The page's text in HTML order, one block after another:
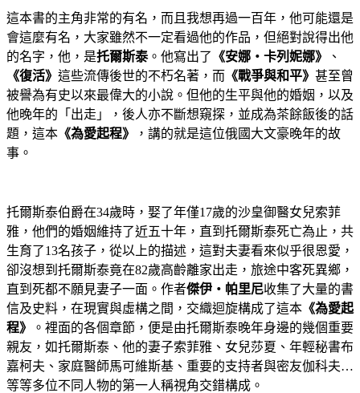
這本書的主角非常的有名，而且我想再過一百年，他可能還是
會這麼有名，大家雖然不一定看過他的作品，但絕對說得出他
的名字，他，是托爾斯泰。他寫出了 《安娜‧卡列妮娜》
、
《復活》 這些流傳後世的不朽名著，而 《戰爭與和平》 甚至曾
被譽為有史以來最偉大的小說。但他的生平與他的婚姻，以及
他晚年的「出走」，後人亦不斷想窺探，並成為茶餘飯後的話
題，這本 《為愛起程》
，講的就是這位俄國大文豪晚年的故
事。
托爾斯泰伯爵在34歲時，娶了年僅17歲的沙皇御醫女兒索菲
雅，他們的婚姻維持了近五十年，直到托爾斯泰死亡為止，共
生育了13名孩子，從以上的描述，這對夫妻看來似乎很恩愛，
卻沒想到托爾斯泰竟在82歲高齡離家出走，旅途中客死異鄉，
直到死都不願見妻子一面。作者傑伊‧帕里尼收集了大量的書
信及史料，在現實與虛構之間，交織迴旋構成了這本 《為愛起
程》
。裡面的各個章節，便是由托爾斯泰晚年身邊的幾個重要
親友，如托爾斯泰、他的妻子索菲雅、女兒莎夏、年輕秘書布
嘉柯夫、家庭醫師馬可維斯基、重要的支持者與密友伽科夫…
等等多位不同人物的第一人稱視角交錯構成。